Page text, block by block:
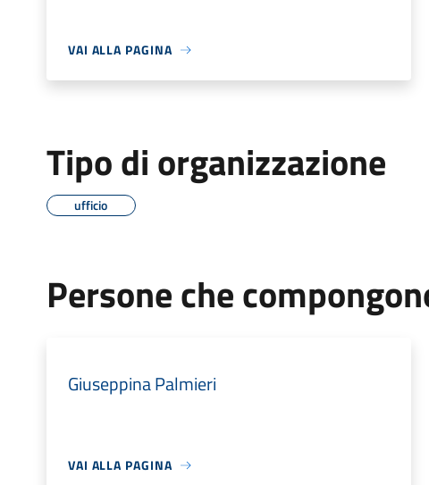
VAI ALLA PAGINA
Tipo di organizzazione
ufficio
Persone che
Giuseppina Palmieri
VAI ALLA PAGINA